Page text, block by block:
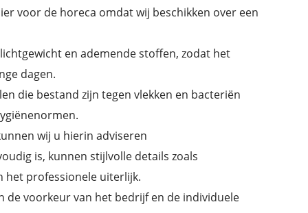
voor de horeca omdat wij beschikken over een
en ademende stoffen, zodat het
dagen.
die bestand zijn tegen vlekken en bacteriën
wij u hierin adviseren
is, kunnen stijlvolle details zoals
het professionele uiterlijk.
de voorkeur van het bedrijf en de individuele